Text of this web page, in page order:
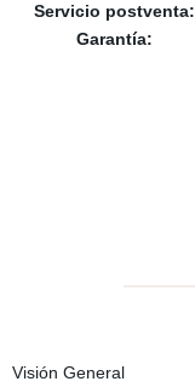
Servicio postventa:
Garantía:
Visión General